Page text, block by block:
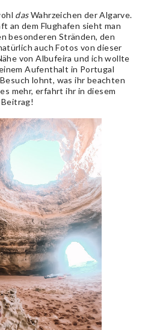
dasWahrzeichen der Algarve.
an dem Flughafen sieht man
besonderen Stränden, den
auch Fotos von dieser
von Albufeira und ich wollte
Aufenthalt in Portugal
lohnt, was ihr beachten
mehr, erfahrt ihr in diesem
Beitrag!